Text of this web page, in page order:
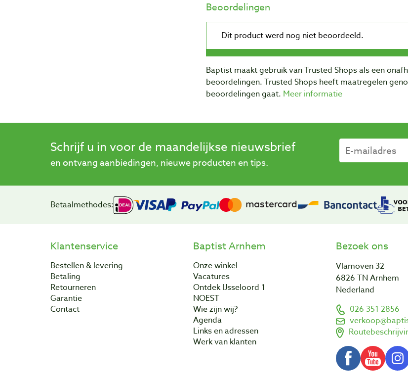
Beoordelingen
Baptist maakt gebruik van Trusted Shops als een
beoordelingen. Trusted Shops heeft maatregelen
beoordelingen gaat. Meer informatie
Schrijf u in voor de maandelijkse nieuwsbrief
en ontvang aanbiedingen, nieuwe producten en tips.
Betaalmethodes:
Klantenservice
Bestellen & levering
Betaling
Retourneren
Garantie
Contact
Baptist Arnhem
Onze winkel
Vacatures
Ontdek IJsseloord 1
NOEST
Wie zijn wij?
Agenda
Links en adressen
Werk van klanten
Bezoek ons
Vlamoven 32
6826 TN Arnhem
Nederland
026 351 2856